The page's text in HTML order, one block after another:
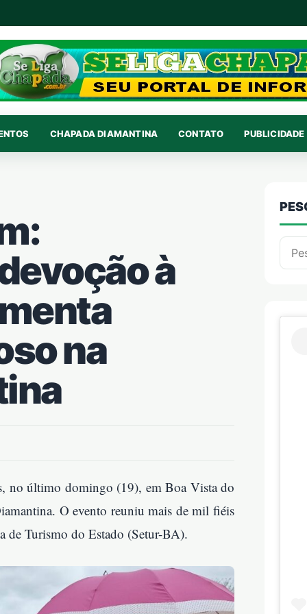
CHAPADA DIAMANTINA CONTATO
à
na
no último domingo (19), em Boa Vista do
O evento reuniu mais de mil fiéis
de Turismo do Estado (Setur-BA).